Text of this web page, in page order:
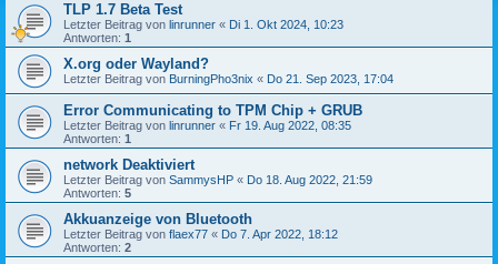
TLP 1.7 Beta Test
Letzter Beitrag von linrunner « Di 1. Okt 2024, 10:23
Antworten: 1
X.org oder Wayland?
Letzter Beitrag von BurningPho3nix « Do 21. Sep 2023, 17:04
Error Communicating to TPM Chip + GRUB
Letzter Beitrag von linrunner « Fr 19. Aug 2022, 08:35
Antworten: 1
network Deaktiviert
Letzter Beitrag von SammysHP « Do 18. Aug 2022, 21:59
Antworten: 5
Akkuanzeige von Bluetooth
Letzter Beitrag von flaex77 « Do 7. Apr 2022, 18:12
Antworten: 2